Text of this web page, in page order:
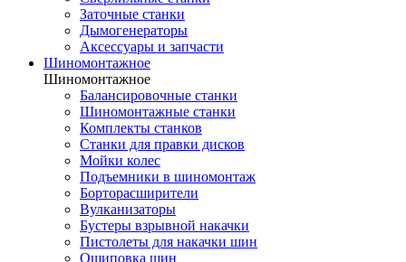
Заточные станки
Дымогенераторы
Аксессуары и запчасти
Шиномонтажное
Шиномонтажное
Балансировочные станки
Шиномонтажные станки
Комплекты станков
Станки для правки дисков
Мойки колес
Подъемники в шиномонтаж
Борторасширители
Вулканизаторы
Бустеры взрывной накачки
Пистолеты для накачки шин
Ошиповка шин